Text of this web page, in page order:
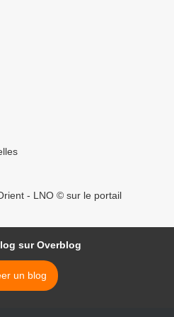
- LNO © sur le portail
sur Overblog
un blog